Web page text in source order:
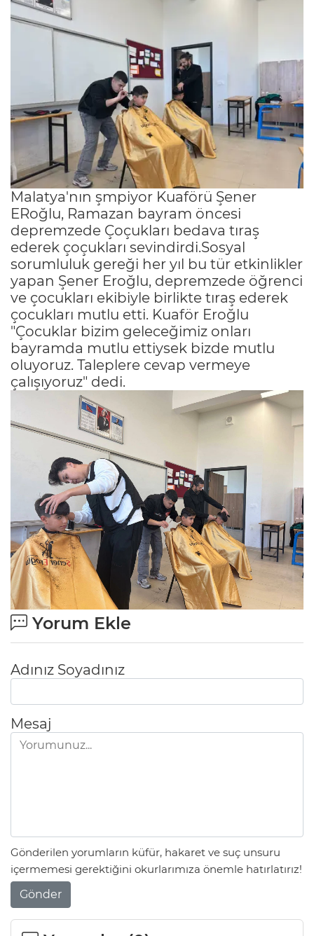
Malatya'nın şmpiyor Kuaförü Şener
ERoğlu, Ramazan bayram öncesi
depremzede Çoçukları bedava tıraş
ederek çoçukları sevindirdi.Sosyal
sorumluluk gereği her yıl bu tür etkinlikler
yapan Şener Eroğlu, depremzede öğrenci
ve çocukları ekibiyle birlikte tıraş ederek
çocukları mutlu etti. Kuaför Eroğlu
"Çocuklar bizim geleceğimiz onları
bayramda mutlu ettiysek bizde mutlu
oluyoruz. Taleplere cevap vermeye
çalışıyoruz" dedi.
Yorum Ekle
Adınız Soyadınız
Mesaj
Gönderilen yorumların küfür, hakaret ve suç unsuru
içermemesi gerektiğini okurlarımıza önemle hatırlatırız!
Gönder